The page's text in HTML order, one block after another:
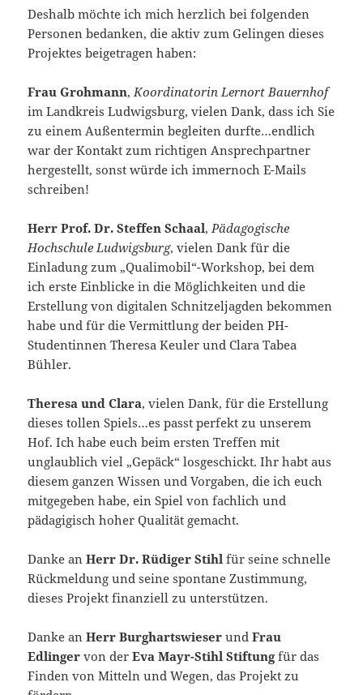
Deshalb möchte ich mich herzlich bei folgenden
Personen bedanken, die aktiv zum Gelingen dieses
Projektes beigetragen haben:
Frau Grohmann, Koordinatorin Lernort Bauernhof
im Landkreis Ludwigsburg, vielen Dank, dass ich Sie
zu einem Außentermin begleiten durfte…endlich
war der Kontakt zum richtigen Ansprechpartner
hergestellt, sonst würde ich immernoch E-Mails
schreiben!
Herr Prof. Dr. Steffen Schaal, Pädagogische
Hochschule Ludwigsburg, vielen Dank für die
Einladung zum „Qualimobil“-Workshop, bei dem
ich erste Einblicke in die Möglichkeiten und die
Erstellung von digitalen Schnitzeljagden bekommen
habe und für die Vermittlung der beiden PH-
Studentinnen Theresa Keuler und Clara Tabea
Bühler.
Theresa und Clara, vielen Dank, für die Erstellung
dieses tollen Spiels…es passt perfekt zu unserem
Hof. Ich habe euch beim ersten Treffen mit
unglaublich viel „Gepäck“ losgeschickt. Ihr habt aus
diesem ganzen Wissen und Vorgaben, die ich euch
mitgegeben habe, ein Spiel von fachlich und
pädagigisch hoher Qualität gemacht.
Danke anHerr Dr. Rüdiger Stihl für seine schnelle
Rückmeldung und seine spontane Zustimmung,
dieses Projekt finanziell zu unterstützen.
Danke anHerr Burghartswieser undFrau
Edlinger von derEva Mayr-Stihl Stiftungfür das
Finden von Mitteln und Wegen, das Projekt zu